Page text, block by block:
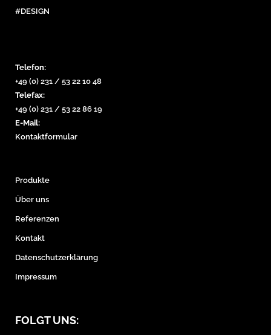
#DESIGN
Telefon:
+49 (0) 231 / 53 22 10 48
Telefax:
+49 (0) 231 / 53 22 86 19
E-Mail:
Kontaktformular
Produkte
Über uns
Referenzen
Kontakt
Datenschutzerklärung
Impressum
FOLGT UNS: